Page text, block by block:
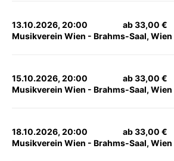
13.10.2026, 20:00
Musikverein Wien - Brahms-Saal, Wien
ab 33,00 €
15.10.2026, 20:00
Musikverein Wien - Brahms-Saal, Wien
ab 33,00 €
18.10.2026, 20:00
Musikverein Wien - Brahms-Saal, Wien
ab 33,00 €